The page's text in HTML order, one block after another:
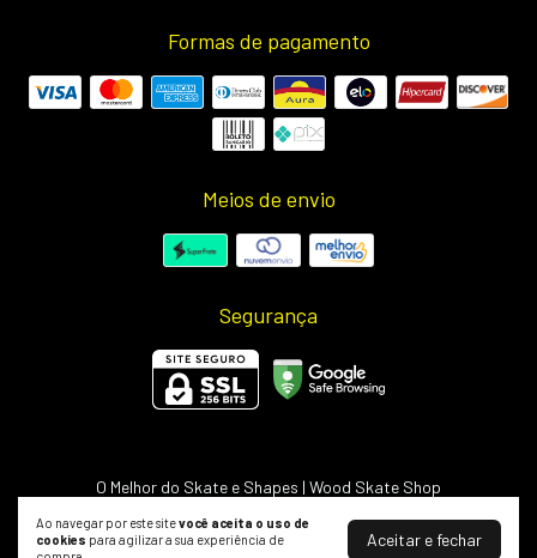
Ao navegar por este sitevocê aceita o uso de
cookies para agilizar a sua experiência de
Aceitar e fechar
Formas de pagamento
Meios de envio
Segurança
O Melhor do Skate e Shapes | Wood Skate Shop